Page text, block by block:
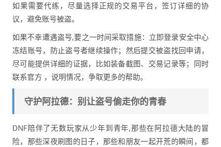
如果需要代练，尽量选择正规的交易平台，签订详细的协
议，避免账号被盗。
如果不幸遭遇盗号,要之一时间采取措施：立即登录安全中心
冻结账号，防止盗号者继续操作；然后提交被盗找回申请，
尽可能提供详细的证据，比如装备截图、交易记录等；同时
联系官方 ，说明情况，争取更多的帮助。
守护阿拉德：别让盗号偷走你的青春
DNF陪伴了无数玩家从少年到青年,那些在阿拉德大陆的冒
险，那些深夜刷图的日子，那些和朋友一起开荒的瞬间，都